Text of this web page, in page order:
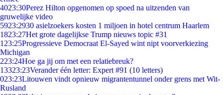
4023:30Perez Hilton opgenomen op spoed na uitzenden van
gruwelijke video
5923:2930 asielzoekers kosten 1 miljoen in hotel centrum Haarlem
1823:27Het grote dagelijkse Trump nieuws topic #31
1 23:25Progressieve Democraat El-Sayed wint nipt voorverkiezing
Michigan
223:24Hoe ga jij om met een relatiebreuk?
13323:23Verander één letter: Expert #91 (10 letters)
023:23Litouwen vindt opnieuw migrantentunnel onder grens met Wit-
Rusland